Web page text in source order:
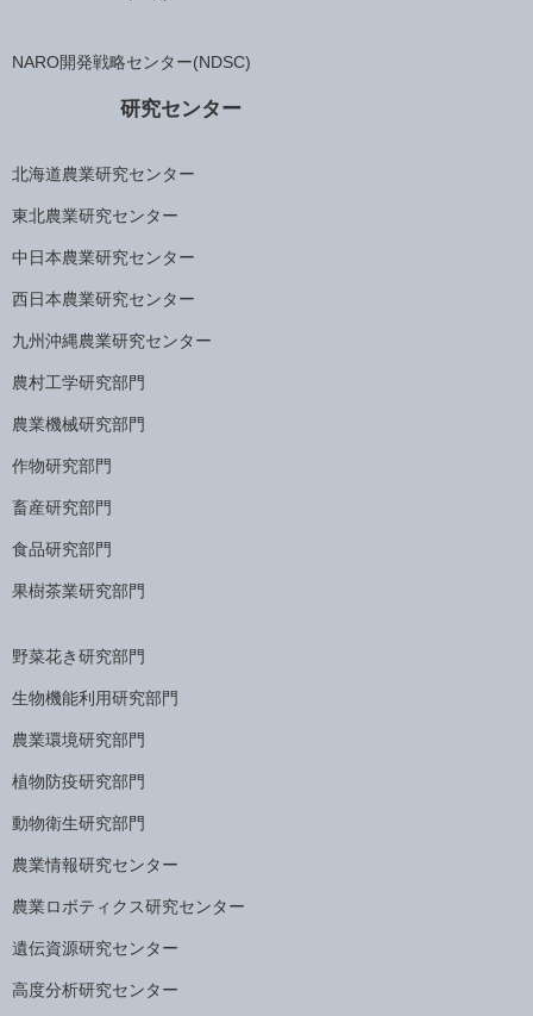
NARO開発戦略センター(NDSC)
研究センター
北海道農業研究センター
東北農業研究センター
中日本農業研究センター
西日本農業研究センター
九州沖縄農業研究センター
農村工学研究部門
農業機械研究部門
作物研究部門
畜産研究部門
食品研究部門
果樹茶業研究部門
野菜花き研究部門
生物機能利用研究部門
農業環境研究部門
植物防疫研究部門
動物衛生研究部門
農業情報研究センター
農業ロボティクス研究センター
遺伝資源研究センター
高度分析研究センター